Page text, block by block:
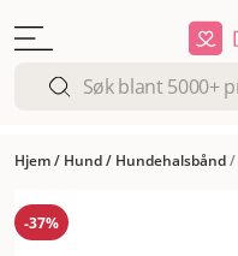
Hjem/ Hund/ Hundehalsbånd/
-37%